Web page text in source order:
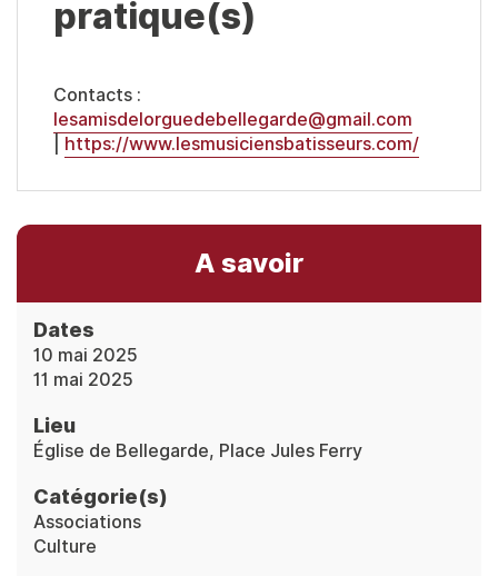
pratique(s)
Contacts :
lesamisdelorguedebellegarde@gmail.com
https://www.lesmusiciensbatisseurs.com/
A savoir
Dates
10 mai 2025
11 mai 2025
Lieu
Église de Bellegarde, Place Jules Ferry
Catégorie(s)
Associations
Culture